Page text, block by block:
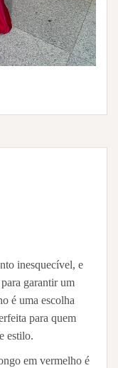
inesquecível, e
garantir um
é uma escolha
para quem
estilo.
em vermelho é